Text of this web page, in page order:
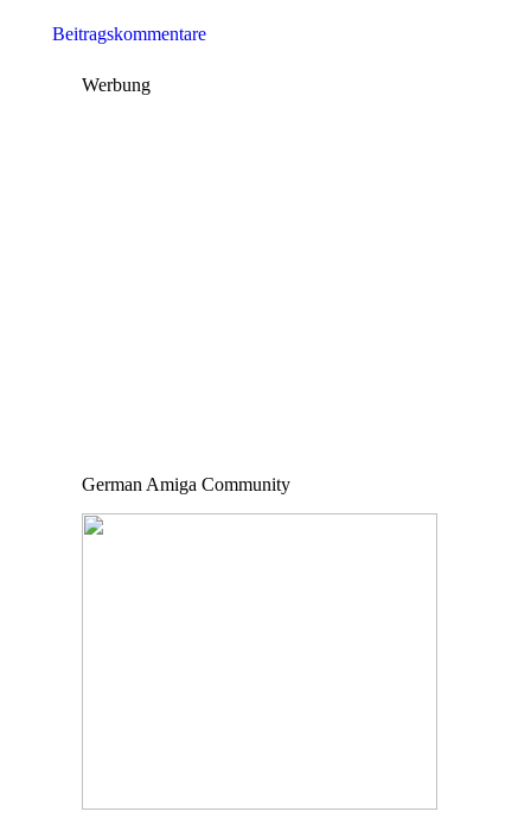
Beitragskommentare
Werbung
German Amiga Community